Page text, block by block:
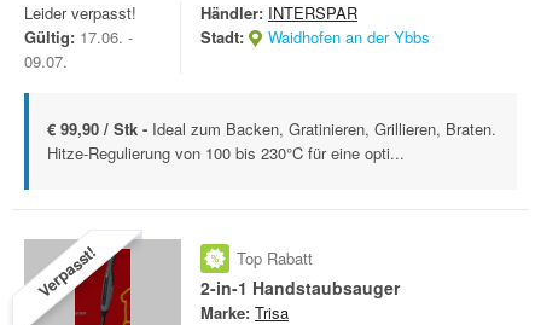
Leider verpasst!
Gültig: 17.06. -
09.07.
Händler: INTERSPAR
Stadt:
Waidhofen an der Ybbs
€ 99,90 / Stk - Ideal zum Backen, Gratinieren, Grillieren, Braten.
Hitze-Regulierung von 100 bis 230°C für eine opti...
Verpasst! Top Rabatt
2-in-1 Handstaubsauger
Marke: Trisa